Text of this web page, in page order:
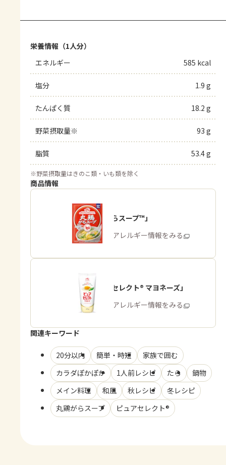
栄養情報（1人分）
エネルギー
585 kcal
塩分 1.9 g
たんぱく質 18.2 g
野菜摂取量※ 93 g
脂質 53.4 g
※野菜摂取量はきのこ類・いも類を除く
商品情報
「丸鶏がらスープ™」
商品・アレルギー情報をみる
「ピュアセレクト® マヨネーズ」
商品・アレルギー情報をみる
関連キーワード
20分以内 簡単・時短
家族で囲む
カラダぽかぽか
1人前レシピ たら
鍋物
メイン料理
和風 秋レシピ
冬レシピ
丸鶏がらスープ
ピュアセレクト®